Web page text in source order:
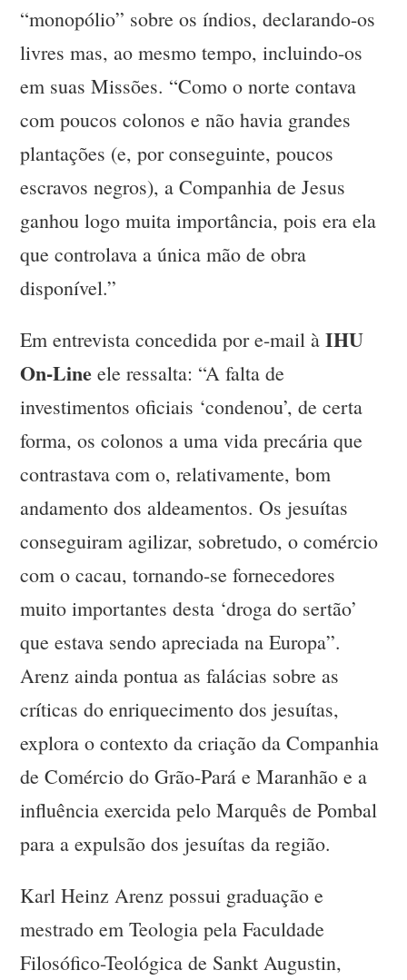
“monopólio” sobre os índios, declarando-os
livres mas, ao mesmo tempo, incluindo-os
em suas Missões. “Como o norte contava
com poucos colonos e não havia grandes
plantações (e, por conseguinte, poucos
escravos negros), a Companhia de Jesus
ganhou logo muita importância, pois era ela
que controlava a única mão de obra
disponível.”
Em entrevista concedida por e-mail àIHU
On-Line ele ressalta: “A falta de
investimentos oficiais ‘condenou’, de certa
forma, os colonos a uma vida precária que
contrastava com o, relativamente, bom
andamento dos aldeamentos. Os jesuítas
conseguiram agilizar, sobretudo, o comércio
com o cacau, tornando-se fornecedores
muito importantes desta ‘droga do sertão’
que estava sendo apreciada na Europa”.
Arenz ainda pontua as falácias sobre as
críticas do enriquecimento dos jesuítas,
explora o contexto da criação da Companhia
de Comércio do Grão-Pará e Maranhão e a
influência exercida pelo Marquês de Pombal
para a expulsão dos jesuítas da região.
Karl Heinz Arenz possui graduação e
mestrado em Teologia pela Faculdade
Filosófico-Teológica de Sankt Augustin,